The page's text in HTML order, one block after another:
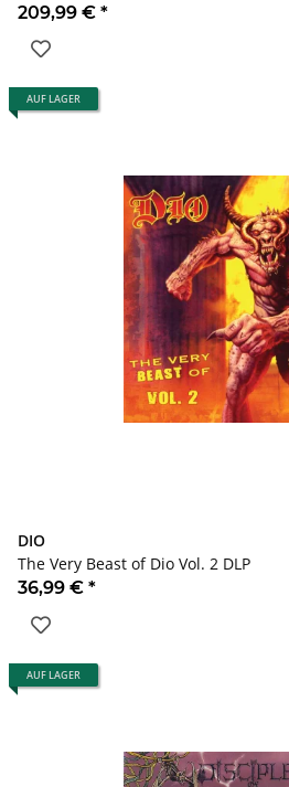
209,99 € *
AUF LAGER
DIO
The Very Beast of Dio Vol. 2 DLP
36,99 € *
AUF LAGER